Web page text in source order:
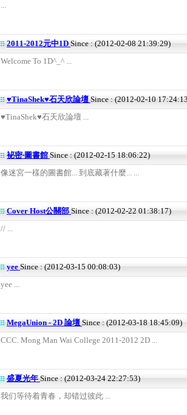
...
2011-2012元中1D Since : (2012-02-08 21:39:29)
Welcome To 1D^_^ ...
♥TinaShek♥石天欣論壇 Since : (2012-02-10
♥TinaShek♥石天欣論壇 ...
袐密‧圖書館 Since : (2012-02-15 18:06:22)
像迷宮一樣的圖書館... 到底藏著什麼... ...
Cover Host公關部 Since : (2012-02-22 01:38:17)
// ...
yee Since : (2012-03-15 00:08:03)
yee ...
MegaUnion - 2D 論壇 Since : (2012-03-18 18:45:09)
CCC. Mong Man Wai College 2011-2012 2D ...
盛夏光年 Since : (2012-03-24 22:27:53)
我们等待着青春，却错过彼此 ...